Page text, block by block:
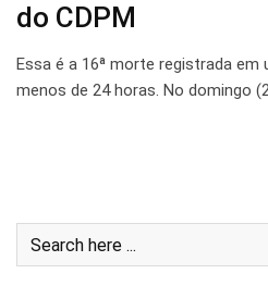
do CDPM
Essa é a 16ª morte registrada em
menos de 24 horas. No domingo